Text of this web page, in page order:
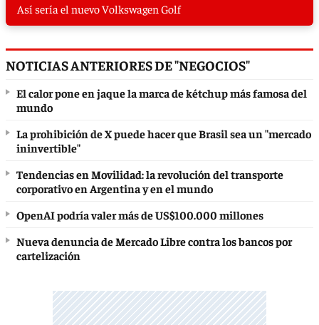
Así sería el nuevo Volkswagen Golf
NOTICIAS ANTERIORES DE "NEGOCIOS"
El calor pone en jaque la marca de kétchup más famosa del
mundo
La prohibición de X puede hacer que Brasil sea un "mercado
ininvertible"
Tendencias en Movilidad: la revolución del transporte
corporativo en Argentina y en el mundo
OpenAI podría valer más de US$100.000 millones
Nueva denuncia de Mercado Libre contra los bancos por
cartelización